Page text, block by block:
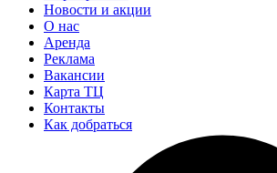
Новости и акции
О нас
Аренда
Реклама
Вакансии
Карта ТЦ
Контакты
Как добраться